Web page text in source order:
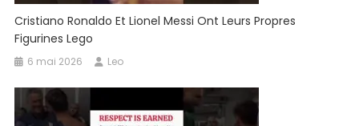
Cristiano Ronaldo Et Lionel Messi Ont Leurs Propres
Figurines Lego
6 mai 2026 Leo